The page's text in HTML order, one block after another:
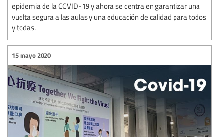
epidemia de la COVID-19 y ahora se centra en garantizar una
vuelta segura a las aulas y una educación de calidad para todos
y todas.
15 mayo 2020